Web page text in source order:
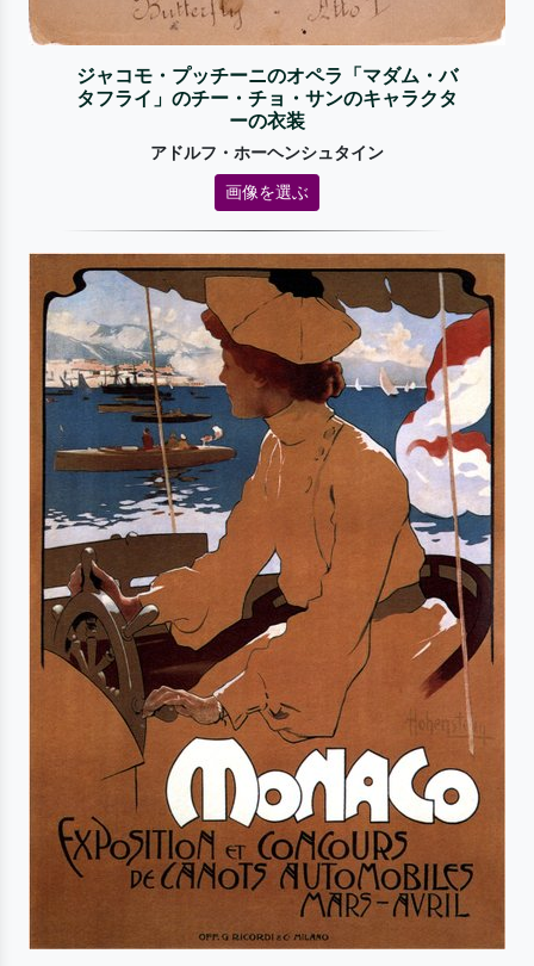
ジャコモ・プッチーニのオペラ「マダム・バ
タフライ」のチー・チョ・サンのキャラクタ
ーの衣装
アドルフ・ホーヘンシュタイン
画像を選ぶ